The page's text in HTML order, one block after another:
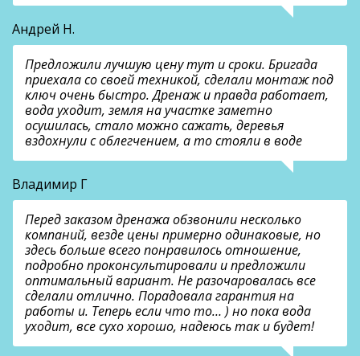
Андрей Н.
Предложили лучшую цену тут и сроки. Бригада
приехала со своей техникой, сделали монтаж под
ключ очень быстро. Дренаж и правда работает,
вода уходит, земля на участке заметно
осушилась, стало можно сажать, деревья
вздохнули с облегчением, а то стояли в воде
Владимир Г
Перед заказом дренажа обзвонили несколько
компаний, везде цены примерно одинаковые, но
здесь больше всего понравилось отношение,
подробно проконсультировали и предложили
оптимальный вариант. Не разочаровалась все
сделали отлично. Порадовала гарантия на
работы и. Теперь если что то… ) но пока вода
уходит, все сухо хорошо, надеюсь так и будет!